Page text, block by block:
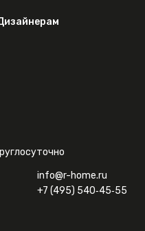
info@r-home.ru
+7 (495) 540‑45‑55